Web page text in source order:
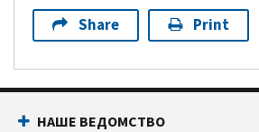
Share Print
НАШЕ ВЕДОМСТВО